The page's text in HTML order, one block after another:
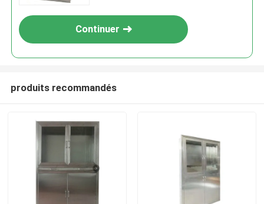
Continuer
produits recommandés